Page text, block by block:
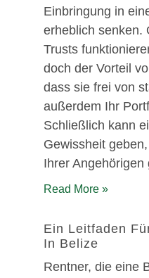
Einbringung in
erheblich senken.
Trusts
doch der Vorteil
dass sie frei von
außerdem Ihr
Schließlich kann
Gewissheit
Ihrer Angehörigen
Read More »
Ein Leitfaden
In Belize
Rentner, die eine